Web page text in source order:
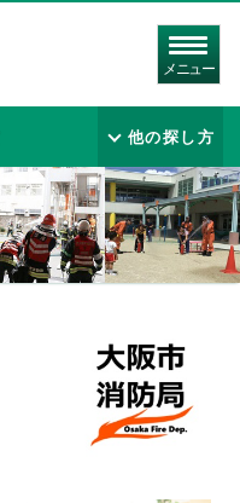
メニュー
他の探し方